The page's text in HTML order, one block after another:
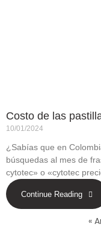
Costo de las
10/01/2024
¿Sabías que en
búsquedas al mes de
cytotec» o «cytotec
Continue Reading
«